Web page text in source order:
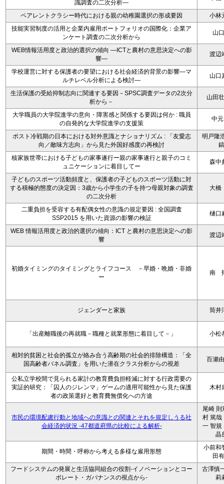
識調査の二次分析—
ペアレントクラシー時代における親の幼稚園選択の形成要因
小林
技能実習制度の活用と企業内雇用ポートフォリオの国際化：企業ア
ンケート調査の二次分析から
山
WEB情報活用度と政治的選択の傾向 ―ICTと農村の意思決定への影
響―
渡辺
学校運営に対する保護者の要望における社会経済的背景の影響―マ
ルチレベル分析による検討―
山口
生活保護の受給抑制志向に関連する要因－SPSC調査データの2次分
析から－
山田
大学職員の大学院進学の意向・障害感と関係する要因は何か : 職員
の自発的な大学院進学の支援策
中
ポスト冷戦期の日本における対外意識とナショナリズム : 「友愛志
向／敵味方志向」から見た外国好感度の再検討
明戸隆
鎬
核家族世帯における子どもの家事遂行ー親の家事遂行と親子のコミ
ュニケーションに着目してー
森中
子どものスポーツ活動頻度と、保護者の子どものスポーツ活動に対
する積極的態度の決定因：3歳から小学生の子を持つ母親対象の調査
の二次分析
大
二重負担を受容する有配偶女性の意識の規定要因 : 全国調査
SSP2015 を用いた資源の影響の検証
樋口
WEB 情報活用度と政治的選択の傾向：ICT と農村の意思決定への影
響
渡辺
初婚タイミングのタイミングとライフコース －早婚・晩婚・非婚
ー
南
ジェンダーと家族 筒井
「出産離職後の再就職－職種と就業形態に着目して－」 小松
相対的貧困と社会的孤立が絡み合う高齢期の社会的排除構造：「全
国高齢者パネル調査」を用いた潜在クラス分析からの視差
百瀬
公私立学校間で見られる家計の教育費負担軽減に対する行政需要の
実証的研究：「囚人のジレンマ」ゲームの適用可能性から見た保護
者の政策選好と教育費無償化への方途
木村
市民の環境配慮行動と地域への意識との関連とそれを規定しうる社
会経済的状況 -47都道府県の比較による解析-
尾崎 則
村 篤哉
一 智規
晶
期間・時間・呼称から考える多様な雇用形態
小前和
田
フードシステムの発展と生活協同組合の役割-イノベーションとコー
ポレート・ガバナンスの視点から-
古澤慎
莉